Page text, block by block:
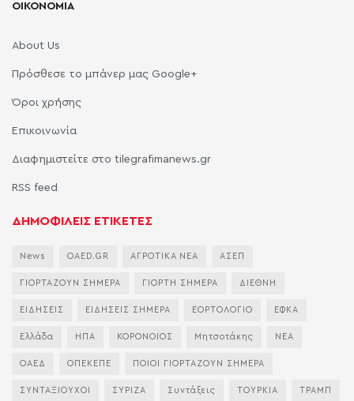
ΟΙΚΟΝΟΜΙΑ
About Us
Πρόσθεσε το μπάνερ μας Google+
Όροι χρήσης
Επικοινωνία
Διαφημιστείτε στο tilegrafimanews.gr
RSS feed
ΔΗΜΟΦΙΛΕΙΣ ΕΤΙΚΕΤΕΣ
News OAED.GR ΑΓΡΟΤΙΚΑ ΝΕΑ ΑΣΕΠ
ΓΙΟΡΤΑΖΟΥΝ ΣΗΜΕΡΑ ΓΙΟΡΤΗ ΣΗΜΕΡΑ ΔΙΕΘΝΗ
ΕΙΔΗΣΕΙΣ ΕΙΔΗΣΕΙΣ ΣΗΜΕΡΑ ΕΟΡΤΟΛΟΓΙΟ ΕΦΚΑ
Ελλάδα ΗΠΑ ΚΟΡΟΝΟΙΟΣ Μητσοτάκης ΝΕΑ
ΟΑΕΔ ΟΠΕΚΕΠΕ ΠΟΙΟΙ ΓΙΟΡΤΑΖΟΥΝ ΣΗΜΕΡΑ
ΣΥΝΤΑΞΙΟΥΧΟΙ ΣΥΡΙΖΑ Συντάξεις ΤΟΥΡΚΙΑ ΤΡΑΜΠ